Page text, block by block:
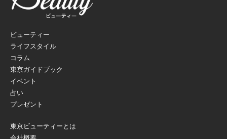
ビューティー
ライフスタイル
コラム
東京ガイドブック
イベント
占い
プレゼント
東京ビューティーとは